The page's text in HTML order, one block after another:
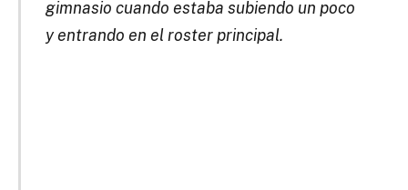
gimnasio cuando estaba subiendo un poco
y entrando en el roster principal.